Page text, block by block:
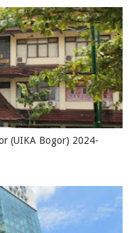
(UIKA Bogor) 2024-